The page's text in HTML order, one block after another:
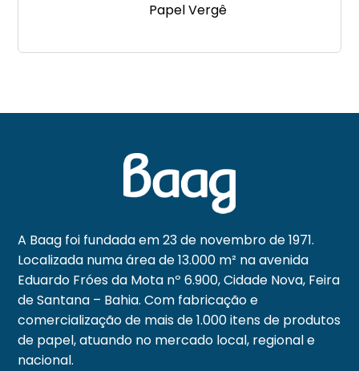
Papel Vergê
A Baag foi fundada em 23 de novembro de 1971.
Localizada numa área de 13.000 m² na avenida
Eduardo Fróes da Mota nº 6.900, Cidade Nova, Feira
de Santana – Bahia. Com fabricação e
comercialização de mais de 1.000 itens de produtos
de papel, atuando no mercado local, regional e
nacional.